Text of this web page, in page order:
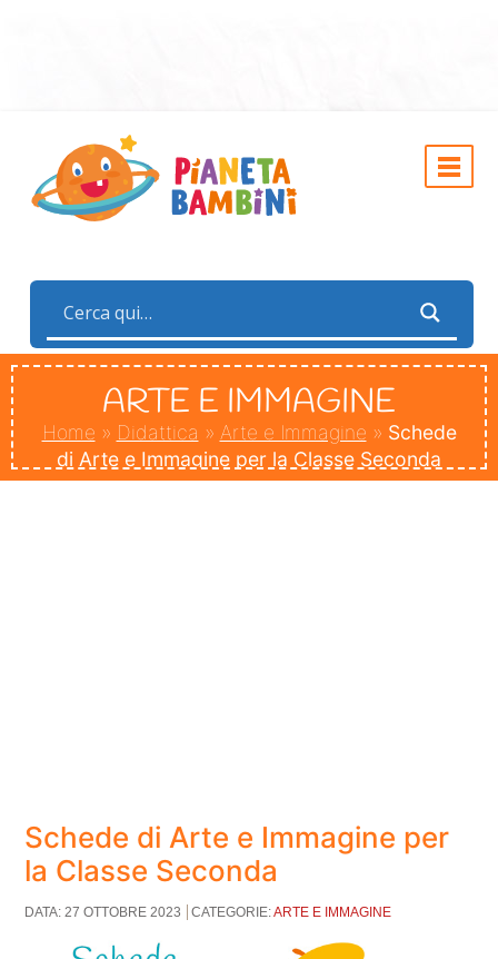
ARTE E IMMAGINE
Home » Didattica » Arte e Immagine » Schede
di Arte e Immagine per la Classe Seconda
Schede di Arte e Immagine per
la Classe Seconda
DATA: 27 OTTOBRE 2023 CATEGORIE:ARTE E IMMAGINE